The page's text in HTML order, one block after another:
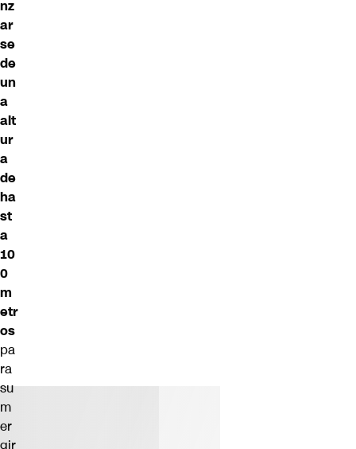
nz
ar
se
de
un
a
alt
ur
a
de
ha
st
a
10
0
m
etr
os
pa
ra
su
m
er
gir